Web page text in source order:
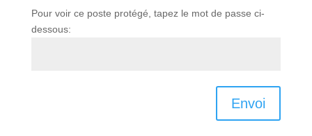
Pour voir ce poste protégé, tapez le mot de passe ci-
dessous:
Envoi